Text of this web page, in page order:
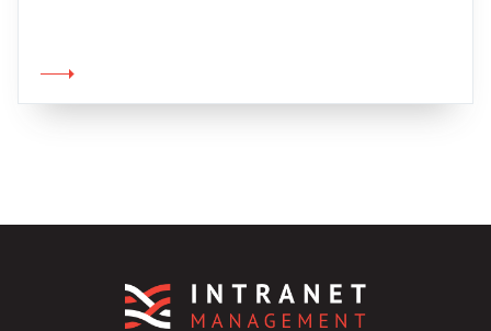
fumare e […]